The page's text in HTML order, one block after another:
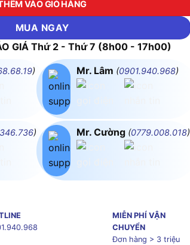
VÀO GIỎ HÀNG
MUA NGAY
GIÁ Thứ 2 - Thứ 7 (8h00 - 17h00)
)
)
Mr. Lâm (0901.940.968)
Mr. Cường (0779.008.018)
MIỄN PHÍ VẬN
CHUYỂN
Đơn hàng > 3 triệu